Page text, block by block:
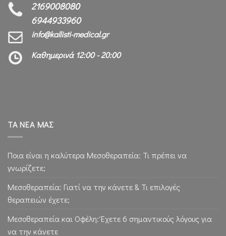
2169008080
6944933960
info@kallisti-medical.gr
Καθημερινά 12:00 - 20:00
ΤΑ ΝΕΑ ΜΑΣ
Ποια είναι η καλύτερα Μεσοθεραπεία: Τι πρέπει να
γνωρίζετε;
Μεσοθεραπεία: Γιατί να την κάνετε & Τι επιλογές
θεραπειών έχετε;
Μεσοθεραπεία και Οφέλη: Έχετε 6 σημαντικούς λόγους για
να την κάνετε